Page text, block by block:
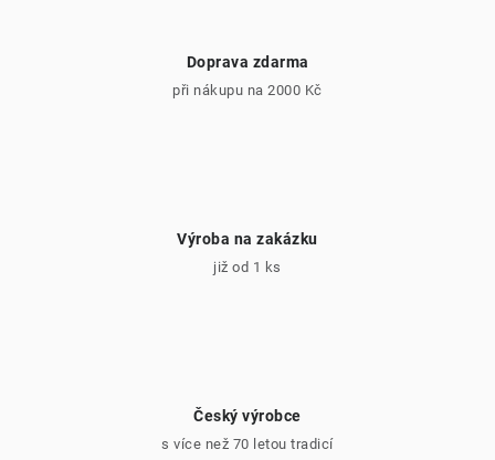
Doprava zdarma
při nákupu na 2000 Kč
Výroba na zakázku
již od 1 ks
Český výrobce
s více než 70 letou tradicí